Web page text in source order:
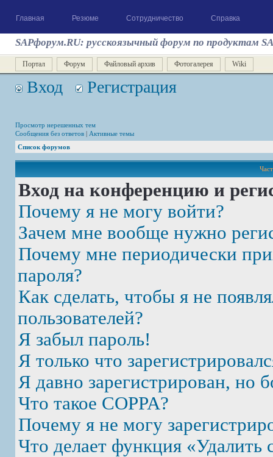
Главная Резюме Сотрудничество Справка
SAPфорум.RU: русскоязычный форум по продуктам
Портал Форум Файловый архив Фотогалерея Wiki
Вход Регистрация
Просмотр нерешенных тем
Сообщения без ответов | Активные темы
Список форумов
Вход на конференцию и
Почему я не могу войти?
Зачем мне вообще нужно
Почему мне периодически
пароля?
Как сделать, чтобы я не
пользователей?
Я забыл пароль!
Я только что
Я давно зарегистрирован, но
Что такое COPPA?
Почему я не могу
Что делает функция «Удалить